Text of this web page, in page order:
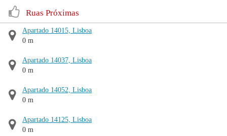
Ruas Próximas
Apartado 14015, Lisboa
0 m
Apartado 14037, Lisboa
0 m
Apartado 14052, Lisboa
0 m
Apartado 14125, Lisboa
0 m